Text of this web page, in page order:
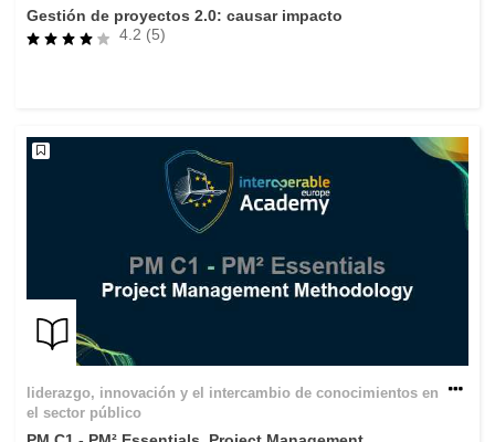
Gestión de proyectos 2.0: causar impacto
4.2 (5)
liderazgo, innovación y el intercambio de conocimientos en
el sector público